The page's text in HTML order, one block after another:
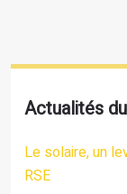
Actualités
Le solaire, un
RSE